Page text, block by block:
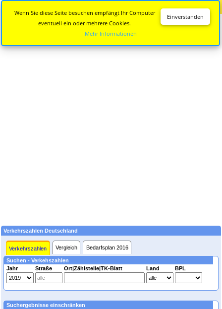
Verkehrszahlen Deutschland
Verkehrszahlen Vergleich Bedarfsplan 2016
Suchen - Verkehszahlen
Jahr
Straße Ort|Zählstelle|TK-Blatt Land BPL
Suchergebnisse einschränken
Einverstanden
Wenn Sie diese Seite besuchen empfängt Ihr Computer
eventuell ein oder mehrere Cookies.
Mehr Informationen